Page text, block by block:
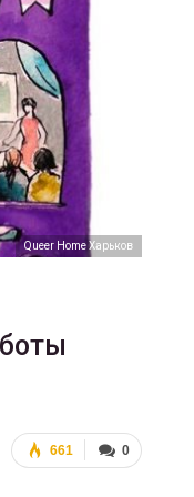
Queer Home Харьков
0
661
браков
2, 2017